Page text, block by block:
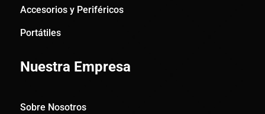
Accesorios y Periféricos
Portátiles
Nuestra Empresa
Sobre Nosotros